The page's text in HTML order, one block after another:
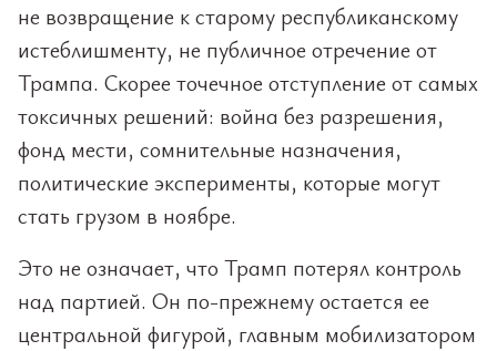
не возвращение к старому республиканскому
истеблишменту, не публичное отречение от
Трампа. Скорее точечное отступление от самых
токсичных решений: война без разрешения,
фонд мести, сомнительные назначения,
политические эксперименты, которые могут
стать грузом в ноябре.
Это не означает, что Трамп потерял контроль
над партией. Он по-прежнему остается ее
центральной фигурой, главным мобилизатором